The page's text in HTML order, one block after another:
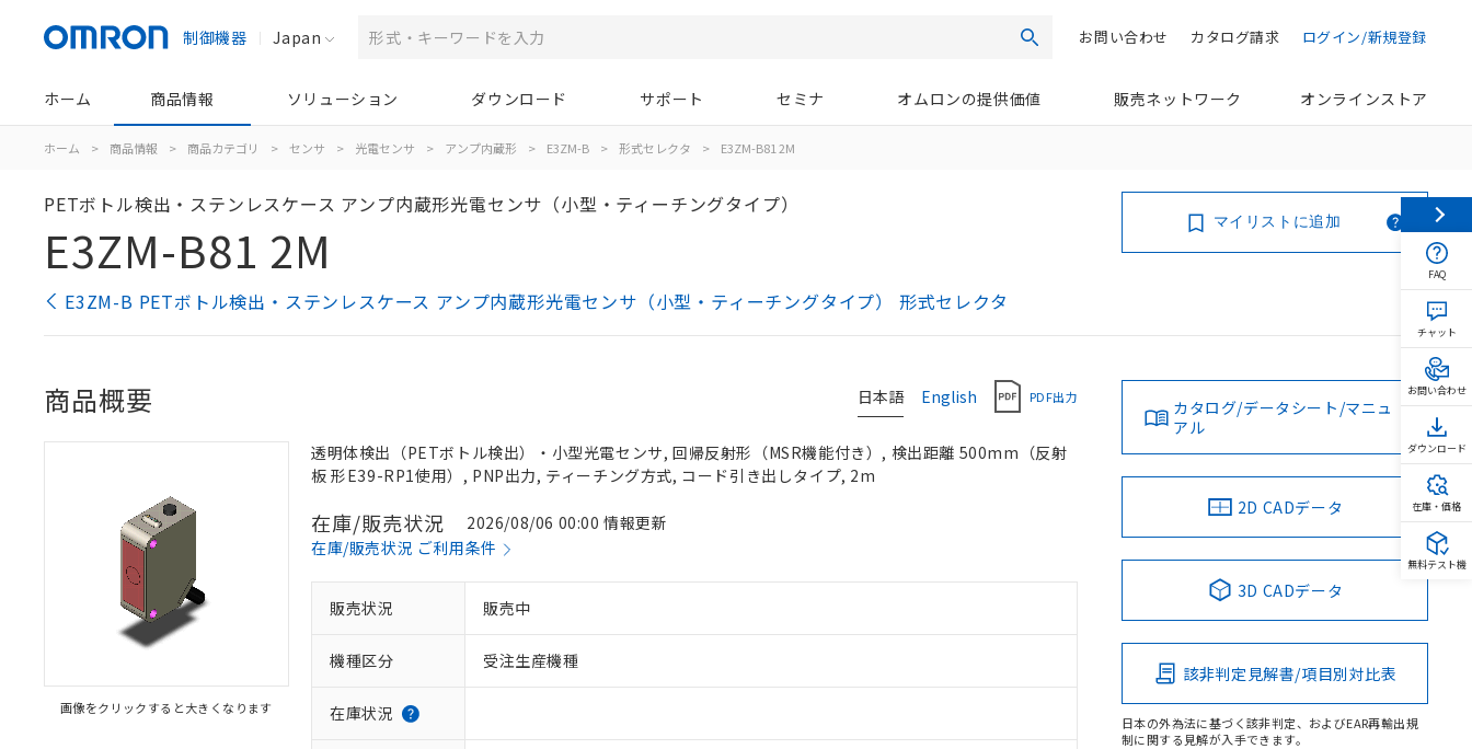
制御機器 Japan 検索 ログイン/新規登録
カタログ請求
お問い合わせ
ホーム 商品情報 ソリューション ダウンロード サポート セミナ オムロンの提供価値 販売ネットワーク オンラインストア
ホーム > 商品情報 > 商品カテゴリ > センサ > 光電センサ > アンプ内蔵形 > E3ZM-B > 形式セレクタ > E3ZM-B81 2M
PETボトル検出・ステンレスケース アンプ内蔵形光電センサ（小型・ティーチングタイプ）
E3ZM-B81 2M
E3ZM-B PETボトル検出・ステンレスケース アンプ内蔵形光電センサ（小型・ティーチングタイプ） 形式セレクタ
マイリストに追加
日本語 English PDF出力
商品概要
画像をクリックすると大きくなります
透明体検出（PETボトル検出）・小型光電センサ, 回帰反射形（MSR機能付き）, 検出距離 500mm（反射
板 形E39-RP1使用）, PNP出力, ティーチング方式, コード引き出しタイプ, 2m
在庫/販売状況
2026/08/06 00:00 情報更新
在庫/販売状況 ご利用条件
販売状況 販売中
機種区分 受注生産機種
在庫状況
カタログ/データシート/マニュ
アル
2D CADデータ
3D CADデータ
該非判定見解書/項目別対比表
日本の外為法に基づく該非判定、およびEAR再輸出規
制に関する見解が入手できます。
FAQ
チャット
お問い合わせ
ダウンロード
在庫・価格
無料テスト機